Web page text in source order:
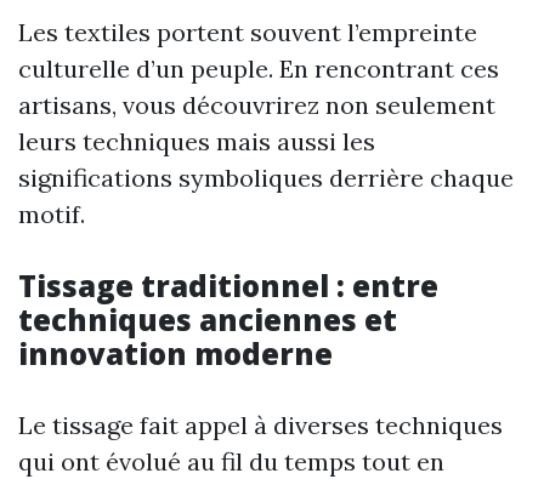
Les textiles portent souvent l’empreinte
culturelle d’un peuple. En rencontrant ces
artisans, vous découvrirez non seulement
leurs techniques mais aussi les
significations symboliques derrière chaque
motif.
Tissage traditionnel : entre
techniques anciennes et
innovation moderne
Le tissage fait appel à diverses techniques
qui ont évolué au fil du temps tout en